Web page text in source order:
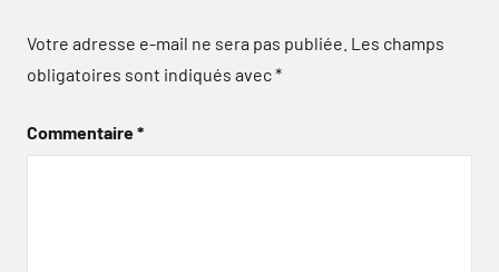
Votre adresse e-mail ne sera pas publiée. Les champs
obligatoires sont indiqués avec*
Commentaire*